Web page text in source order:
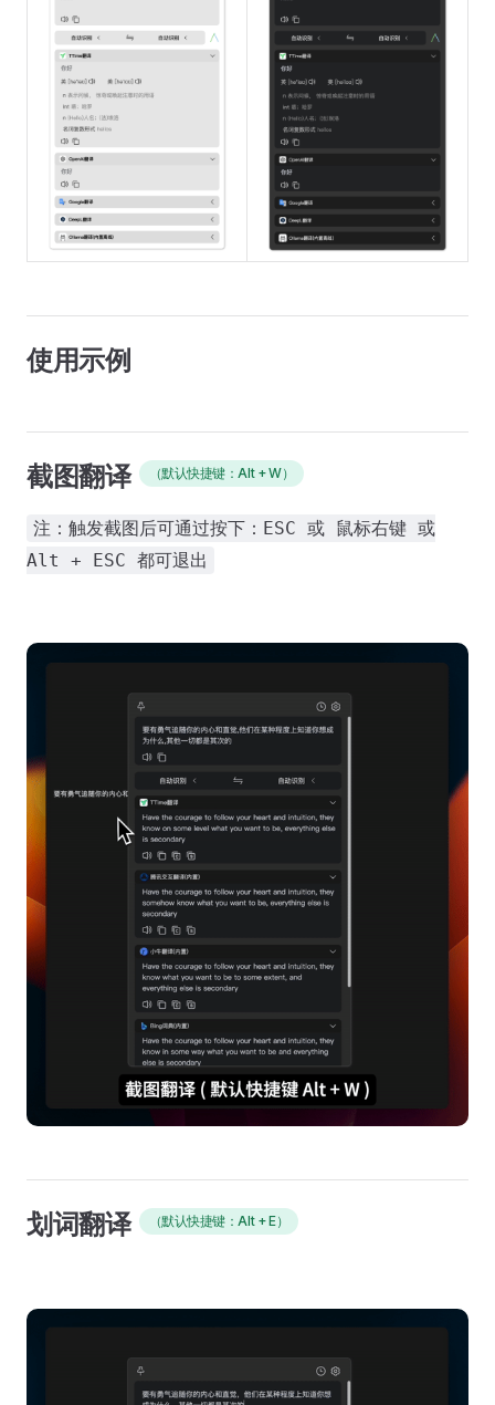
使用示例
截图翻译 （默认快捷键：Alt + W）
注：触发截图后可通过按下：ESC 或 鼠标右键 或
Alt + ESC 都可退出
划词翻译 （默认快捷键：Alt + E）